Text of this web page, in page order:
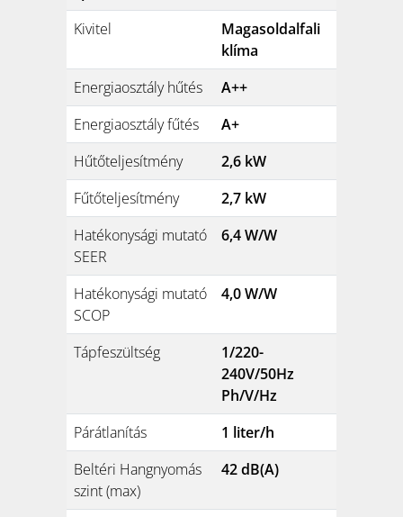
Kivitel
Magasoldalfali
klíma
Energiaosztály hűtés
A++
Energiaosztály fűtés
A+
Hűtőteljesítmény
2,6 kW
Fűtőteljesítmény
2,7 kW
Hatékonysági mutató
SEER
6,4 W/W
Hatékonysági mutató
SCOP
4,0 W/W
Tápfeszültség
1/220-
240V/50Hz
Ph/V/Hz
Párátlanítás
1 liter/h
Beltéri Hangnyomás
szint (max)
42 dB(A)